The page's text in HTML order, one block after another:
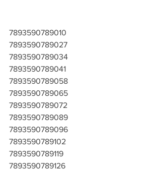
7893590789010
7893590789027
7893590789034
7893590789041
7893590789058
7893590789065
7893590789072
7893590789089
7893590789096
7893590789102
7893590789119
7893590789126